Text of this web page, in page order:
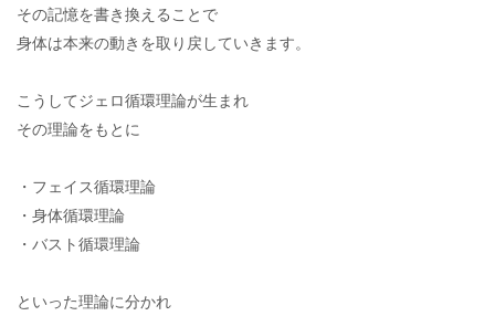
その記憶を書き換えることで
身体は本来の動きを取り戻していきます。
こうしてジェロ循環理論が生まれ
その理論をもとに
・フェイス循環理論
・身体循環理論
・バスト循環理論
といった理論に分かれ